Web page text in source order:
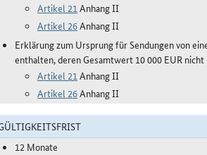
Artikel 21Anhang II
Artikel 26Anhang II
Erklärung zum Ursprung für Sendungen von
enthalten, deren Gesamtwert 10 000 EUR
Artikel 21Anhang II
Artikel 26Anhang II
12 Monate